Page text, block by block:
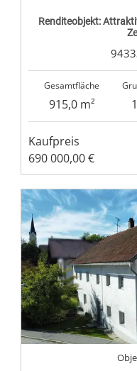
Renditeobjekt:
Gesamtfläche
915,0 m²
Kaufpreis
690 000,00 €